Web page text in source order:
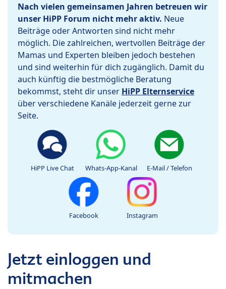
Nach vielen gemeinsamen Jahren betreuen wir
unser HiPP Forum nicht mehr aktiv. Neue
Beiträge oder Antworten sind nicht mehr
möglich. Die zahlreichen, wertvollen Beiträge der
Mamas und Experten bleiben jedoch bestehen
und sind weiterhin für dich zugänglich. Damit du
auch künftig die bestmögliche Beratung
bekommst, steht dir unser HiPP Elternservice
über verschiedene Kanäle jederzeit gerne zur
Seite.
HiPP Live Chat Whats-App-Kanal E-Mail / Telefon
Facebook Instagram
Jetzt einloggen und
mitmachen